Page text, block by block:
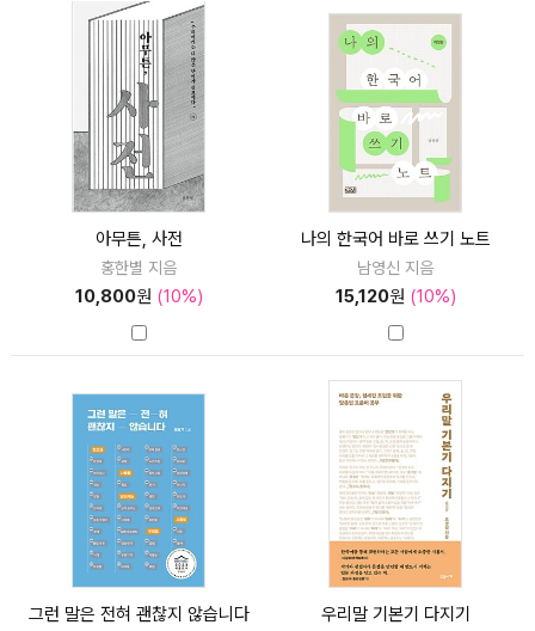
아무튼, 사전
홍한별 지음
10,800원 (10%)
나의 한국어 바로 쓰기 노트
남영신 지음
15,120원 (10%)
그런 말은 전혀 괜찮지 않습니다 우리말 기본기 다지기